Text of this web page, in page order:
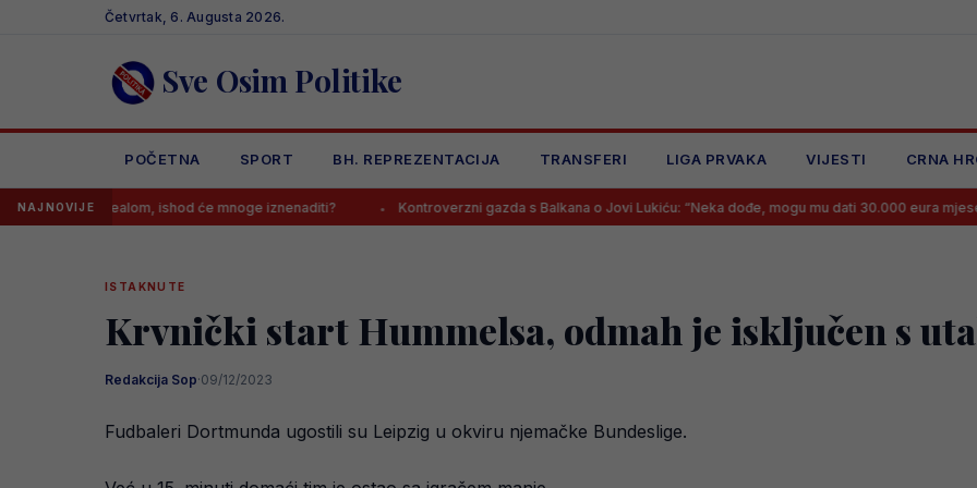
Četvrtak, 6. Augusta 2026.
Sve Osim Politike
POČETNA SPORT BH. REPREZENTACIJA TRANSFERI LIGA PRVAKA VIJESTI CRNA
NAJNOVIJE
s Realom, ishod će mnoge iznenaditi? Kontroverzni gazda s Balkana o Jovi Lukiću: “Neka dođe, mogu mu dati 30.000 eura mjesečno, više
ISTAKNUTE
Krvnički start Hummelsa, odmah je isključen s
Redakcija Sop·09/12/2023
Fudbaleri Dortmunda ugostili su Leipzig u okviru njemačke Bundeslige.